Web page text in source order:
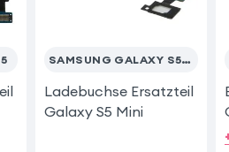
SAMSUNG GALAXY S5 MINI
Ladebuchse Ersatzteil
Galaxy S5 Mini